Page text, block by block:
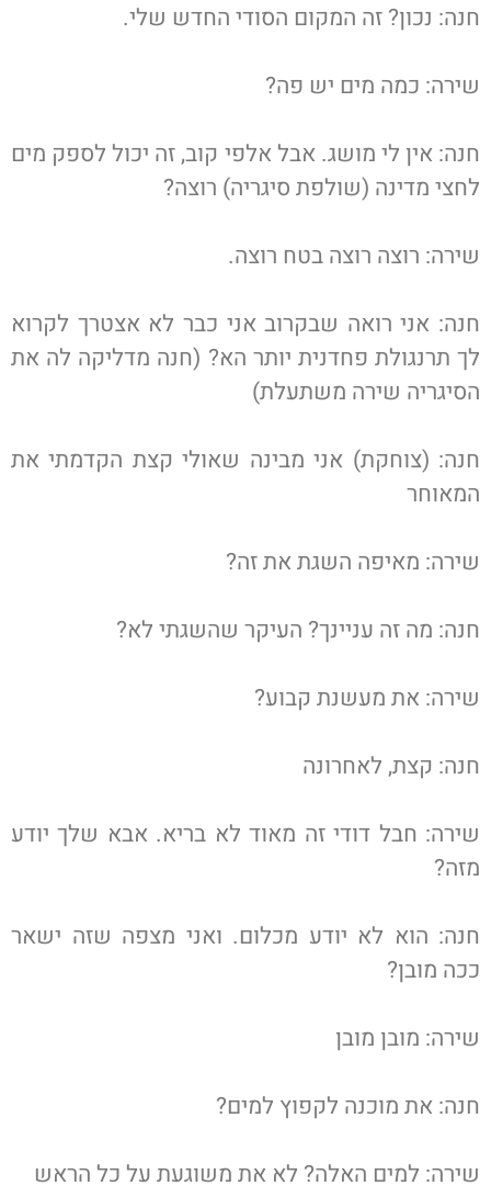
חנה: נכון? זה המקום הסודי החדש שלי.
שירה: כמה מים יש פה?
חנה: אין לי מושג. אבל אלפי קוב, זה יכול לספק מים
לחצי מדינה (שולפת סיגריה) רוצה?
שירה: רוצה רוצה בטח רוצה.
חנה: אני רואה שבקרוב אני כבר לא אצטרך לקרוא
לך תרנגולת פחדנית יותר הא? (חנה מדליקה לה את
הסיגריה שירה משתעלת)
חנה: (צוחקת) אני מבינה שאולי קצת הקדמתי את
המאוחר
שירה: מאיפה השגת את זה?
חנה: מה זה עניינך? העיקר שהשגתי לא?
שירה: את מעשנת קבוע?
חנה: קצת, לאחרונה
שירה: חבל דודי זה מאוד לא בריא. אבא שלך יודע
מזה?
חנה: הוא לא יודע מכלום. ואני מצפה שזה ישאר
ככה מובן?
שירה: מובן מובן
חנה: את מוכנה לקפוץ למים?
שירה: למים האלה? לא את משוגעת על כל הראש